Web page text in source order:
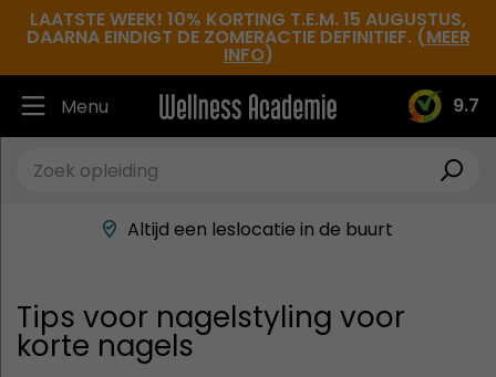
LAATSTE WEEK! 10% KORTING T.E.M. 15 AUGUSTUS,
DAARNA EINDIGT DE ZOMERACTIE DEFINITIEF. (MEER
INFO)
9.7
Menu
Ruim 30.000 tevreden studenten
Beste docenten in de branche
Altijd een leslocatie in de buurt
Tips voor nagelstyling voor
korte nagels